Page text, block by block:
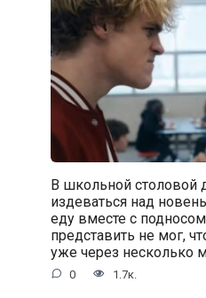
В школьной столовой
издеваться над
еду вместе с
представить не мог,
уже через несколько
0 1.7к.